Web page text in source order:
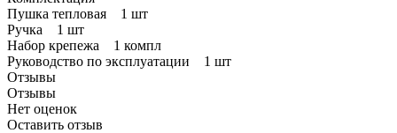
Пушка тепловая 1 шт
Ручка 1 шт
Набор крепежа 1 компл
Руководство по эксплуатации 1 шт
Отзывы
Отзывы
Нет оценок
Оставить отзыв